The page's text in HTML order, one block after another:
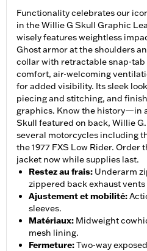
Functionality celebrates our
in the Willie G Skull Graphic
wisely features weightless
Ghost armor at the shoulders
collar with retractable snap-
comfort, air-welcoming
for added visibility. Its sleek
piecing and stitching, and
graphics. Know the history—in
Skull featured on back, Willie
several motorcycles including
the 1977 FXS Low Rider. Order
jacket now while supplies last.
Restez au frais: Underarm
zippered back exhaust
Ajustement et mobilité:
sleeves.
Matériaux: Midweight
mesh lining.
Fermeture:Two-way